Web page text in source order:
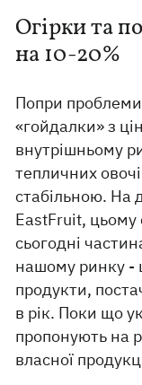
Огірки та
на 10-20%
Попри проблеми
«гойдалки» з
внутрішньому
тепличних
стабільною. На
EastFruit, цьому
сьогодні
нашому ринку -
продукти,
в рік. Поки що
пропонують на
власної